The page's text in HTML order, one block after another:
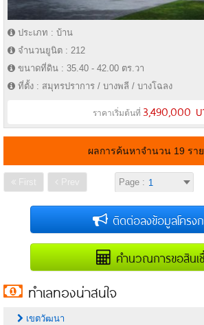
ประเภท : บ้าน
จำนวนยูนิต : 212
ขนาดที่ดิน : 35.40 - 42.00 ตร.วา
ที่ตั้ง : สมุทรปราการ / บางพลี / บางโฉลง
ราคาเริ่มต้นที่ 3,490,000
ผลการค้นหาจำนวน 19 รา
First Prev Page :
ติดต่อลงข้อมูลโครง
คำนวณการขอสินเ
ทำเลทองน่าสนใจ
เขตวัฒนา